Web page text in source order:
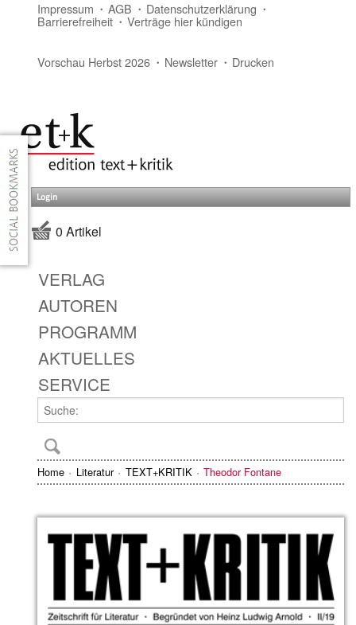
Impressum AGB Datenschutzerklärung
Barrierefreiheit Verträge hier kündigen
Vorschau Herbst 2026 Newsletter Drucken
Login
0 Artikel
VERLAG
AUTOREN
PROGRAMM
AKTUELLES
SERVICE
Home Literatur TEXT+KRITIK Theodor Fontane